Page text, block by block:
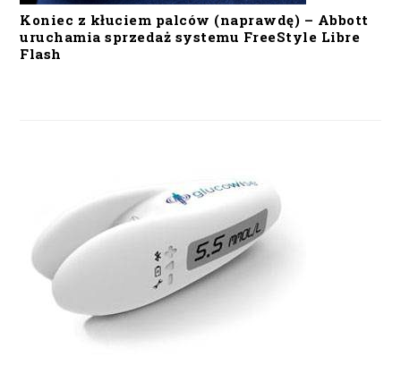
Koniec z kłuciem palców (naprawdę) – Abbott
uruchamia sprzedaż systemu FreeStyle Libre
Flash